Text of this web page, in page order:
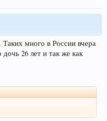
много в России вчера
26 лет и так же как